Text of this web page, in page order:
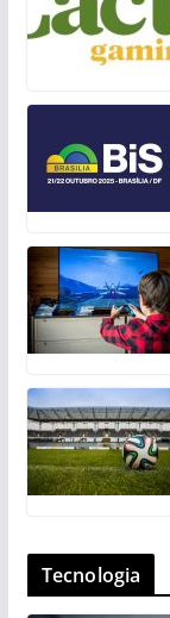
Tecnologia